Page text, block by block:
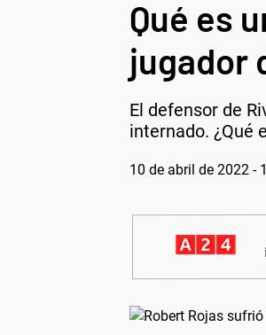
Qué es
jugador
El defensor de
internado. ¿Qué
10 de abril de 2022 -